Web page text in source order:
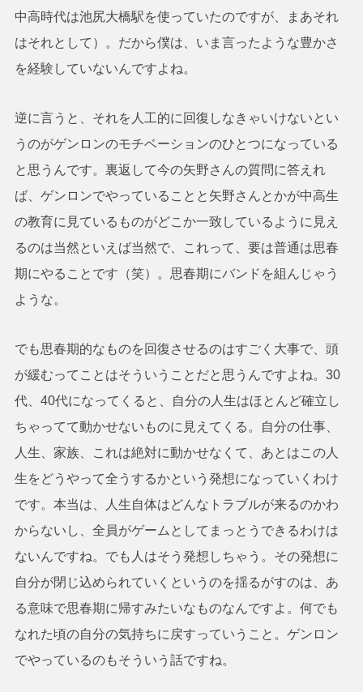
中高時代は池尻大橋駅を使っていたのですが、まあそれ
はそれとして）。だから僕は、いま言ったような豊かさ
を経験していないんですよね。
逆に言うと、それを人工的に回復しなきゃいけないとい
うのがゲンロンのモチベーションのひとつになっている
と思うんです。裏返して今の矢野さんの質問に答えれ
ば、ゲンロンでやっていることと矢野さんとかが中高生
の教育に見ているものがどこか一致しているように見え
るのは当然といえば当然で、これって、要は普通は思春
期にやることです（笑）。思春期にバンドを組んじゃう
ような。
でも思春期的なものを回復させるのはすごく大事で、頭
が緩むってことはそういうことだと思うんですよね。30
代、40代になってくると、自分の人生はほとんど確立し
ちゃってて動かせないものに見えてくる。自分の仕事、
人生、家族、これは絶対に動かせなくて、あとはこの人
生をどうやって全うするかという発想になっていくわけ
です。本当は、人生自体はどんなトラブルが来るのかわ
からないし、全員がゲームとしてまっとうできるわけは
ないんですね。でも人はそう発想しちゃう。その発想に
自分が閉じ込められていくというのを揺るがすのは、あ
る意味で思春期に帰すみたいなものなんですよ。何でも
なれた頃の自分の気持ちに戻すっていうこと。ゲンロン
でやっているのもそういう話ですね。